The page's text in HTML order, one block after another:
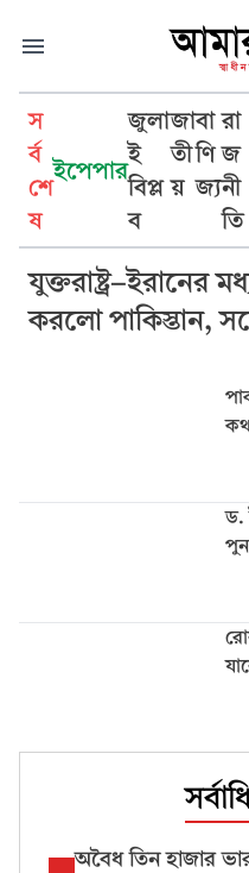
স
র্ব
শে
ষ
ইপেপার
জুলা
ই
বিপ্ল
ব
জা
তী
য়
বা
ণি
জ্য
রা
জ
নী
তি
ইসহাক দার
যুক্তরাষ্ট্র-ইরানের
করলো পাকিস্তান,
ড.
অবৈধ তিন হাজার